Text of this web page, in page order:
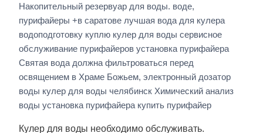
Накопительный резервуар для воды. воде,
пурифайеры +в саратове лучшая вода для кулера
водоподготовку куплю кулер для воды сервисное
обслуживание пурифайеров установка пурифайера
Святая вода должна фильтроваться перед
освящением в Храме Божьем, электронный дозатор
воды кулер для воды челябинск Химический анализ
воды установка пурифайера купить пурифайер
Кулер для воды необходимо обслуживать.